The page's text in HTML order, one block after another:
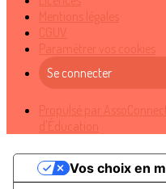
Se connecter
Vos choix en